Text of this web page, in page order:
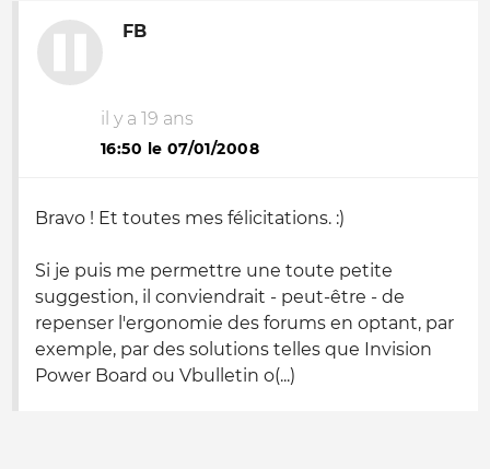
FB
il y a 19 ans
16:50 le 07/01/2008
Bravo ! Et toutes mes félicitations. :)
Si je puis me permettre une toute petite
suggestion, il conviendrait - peut-être - de
repenser l'ergonomie des forums en optant, par
exemple, par des solutions telles que Invision
Power Board ou Vbulletin o(...)